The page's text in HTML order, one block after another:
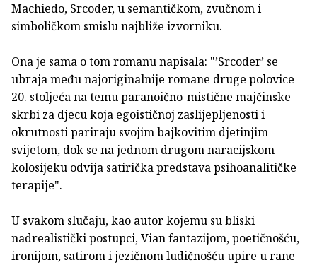
Machiedo, Srcoder, u semantičkom, zvučnom i
simboličkom smislu najbliže izvorniku.
Ona je sama o tom romanu napisala: "’Srcoder’ se
ubraja među najoriginalnije romane druge polovice
20. stoljeća na temu paranoično-mistične majčinske
skrbi za djecu koja egoističnoj zaslijepljenosti i
okrutnosti pariraju svojim bajkovitim djetinjim
svijetom, dok se na jednom drugom naracijskom
kolosijeku odvija satirička predstava psihoanalitičke
terapije".
U svakom slučaju, kao autor kojemu su bliski
nadrealistički postupci, Vian fantazijom, poetičnošću,
ironijom, satirom i jezičnom ludičnošću upire u rane